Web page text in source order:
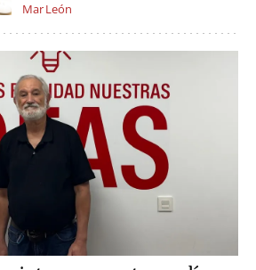
Mar León